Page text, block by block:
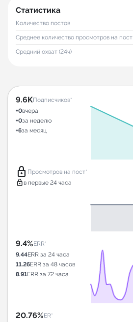
Статистика
Количество постов
Среднее количество просмотров на пост
Средний охват (24ч)
9.6KПодписчиков*
+0вчера
+0за неделю
+6за месяц
lock Просмотров на пост*
lock в первые 24 часа
9.4%ERR*
9.44ERR за 24 часа
11.26ERR за 48 часов
8.91ERR за 72 часа
20.76%ER*